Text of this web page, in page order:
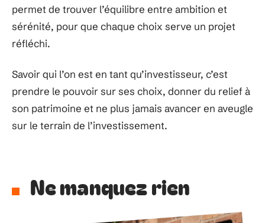
permet de trouver l’équilibre entre ambition et
sérénité, pour que chaque choix serve un projet
réfléchi.
Savoir qui l’on est en tant qu’investisseur, c’est
prendre le pouvoir sur ses choix, donner du relief à
son patrimoine et ne plus jamais avancer en aveugle
sur le terrain de l’investissement.
Ne manquez rien